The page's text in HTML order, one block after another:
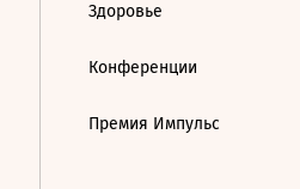
Здоровье
Конференции
Премия Импульс